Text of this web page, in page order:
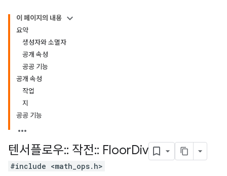
이 페이지의 내용
요약
생성자와 소멸자
공개 속성
공공 기능
공개 속성
작업
지
공공 기능
텐서플로우:: 작전:: FloorDiv
#include <math_ops.h>